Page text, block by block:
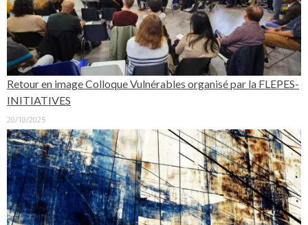
Retour en image Colloque Vulnérables organisé par la FLEPES-
INITIATIVES
20/10/2025